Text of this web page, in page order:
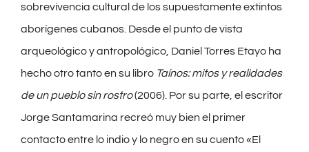
sobrevivencia cultural de los supuestamente extintos
aborígenes cubanos. Desde el punto de vista
arqueológico y antropológico, Daniel Torres Etayo ha
hecho otro tanto en su libro Taínos: mitos y realidades
de un pueblo sin rostro(2006). Por su parte, el escritor
Jorge Santamarina recreó muy bien el primer
contacto entre lo indio y lo negro en su cuento «El